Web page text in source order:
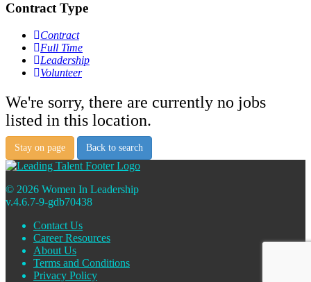
Contract Type
Contract
Full Time
Leadership
Volunteer
We're sorry, there are currently no jobs
listed in this location.
Stay on page Back to search
© 2026 Women In Leadership
v.4.6.7-9-gdb70438
Contact Us
Career Resources
About Us
Terms and Conditions
Privacy Policy